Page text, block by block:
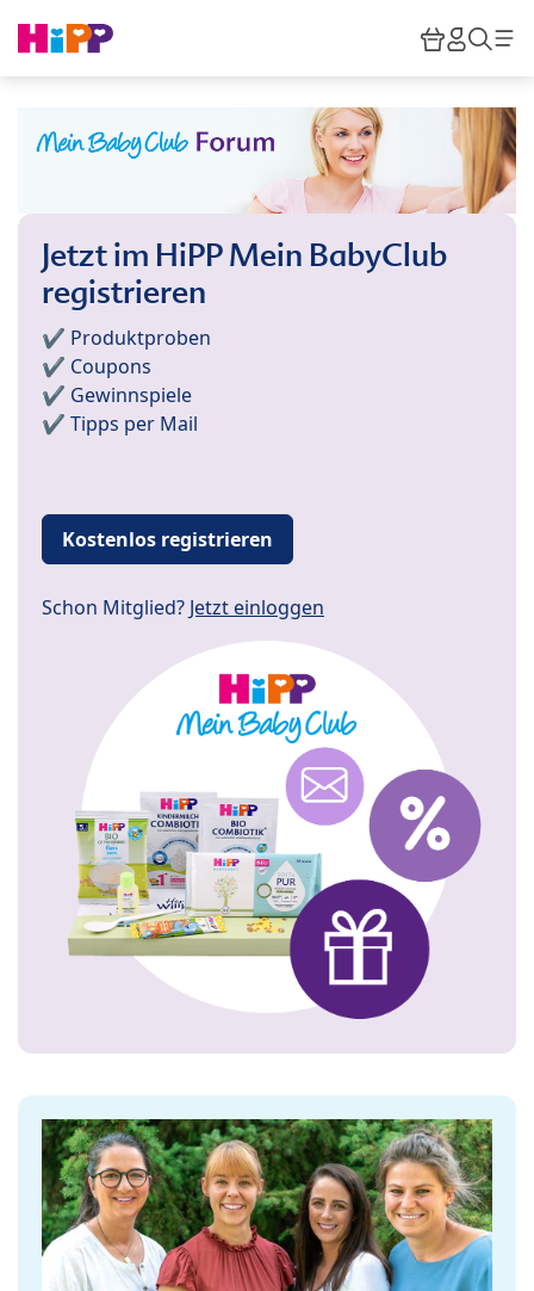
HiPP
Jetzt im HiPP Mein BabyClub
registrieren
✔️ Produktproben
✔️ Coupons
✔️ Gewinnspiele
✔️ Tipps per Mail
Kostenlos registrieren
Schon Mitglied? Jetzt einloggen